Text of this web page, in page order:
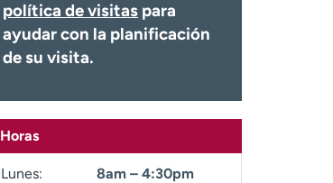
política de visitas para
ayudar con la planificación
de su visita.
Horas
Lunes:
8am – 4:30pm